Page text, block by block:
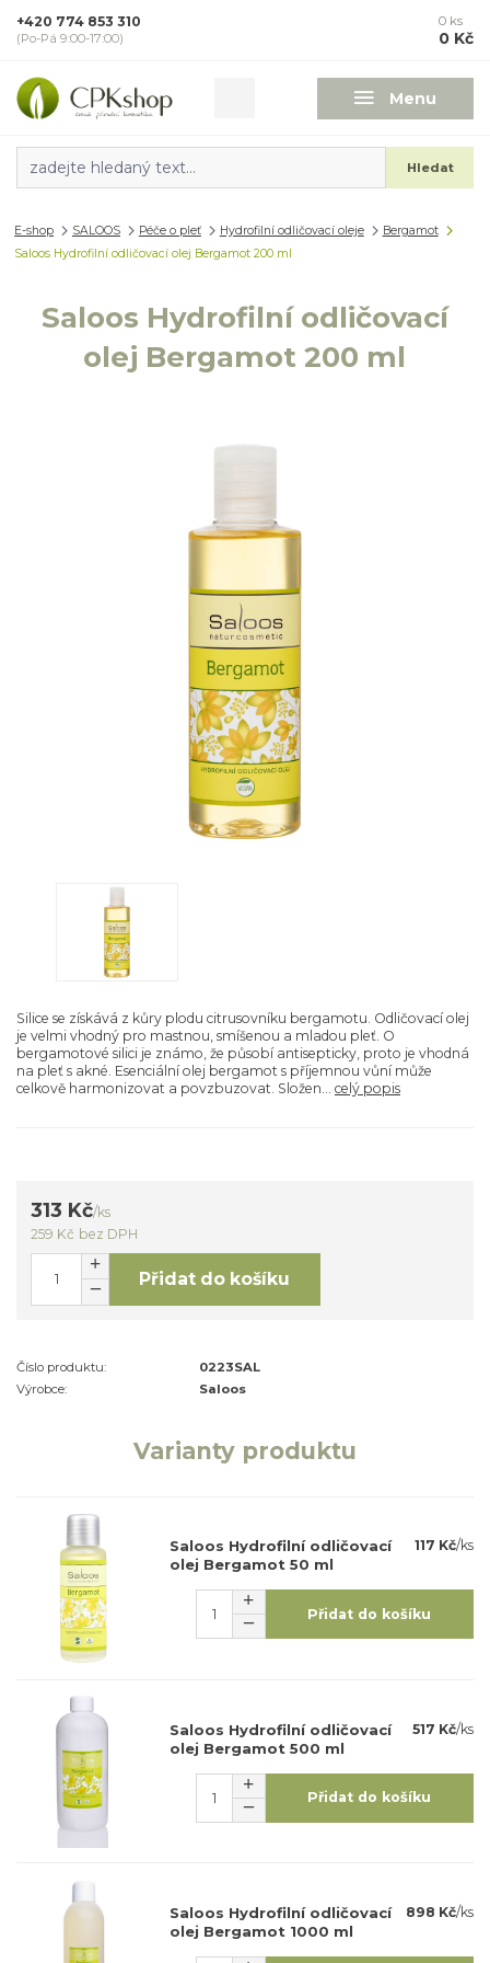
Menu
Hledat
+420 774 853 310
(Po-Pá 9:00-17:00)
0 ks
0 Kč
E-shop SALOOS Péče o pleť Hydrofilní odličovací oleje
Bergamot
Saloos Hydrofilní odličovací olej Bergamot 200 ml
Saloos Hydrofilní odličovací
olej Bergamot 200 ml
Silice se získává z kůry plodu citrusovníku bergamotu. Odličovací olej
je velmi vhodný pro mastnou, smíšenou a mladou pleť. O
bergamotové silici je známo, že působí antisepticky, proto je vhodná
na pleť s akné. Esenciální olej bergamot s příjemnou vůní může
celkově harmonizovat a povzbuzovat. Složen... celý popis
313 Kč/ks
259 Kč bez DPH
Přidat do košíku
Číslo produktu:
0223SAL
Výrobce:
Saloos
Varianty produktu
Saloos Hydrofilní odličovací
olej Bergamot 50 ml
117 Kč/ks
Přidat do košíku
Saloos Hydrofilní odličovací
olej Bergamot 500 ml
517 Kč/ks
Přidat do košíku
Saloos Hydrofilní odličovací
olej Bergamot 1000 ml
898 Kč/ks